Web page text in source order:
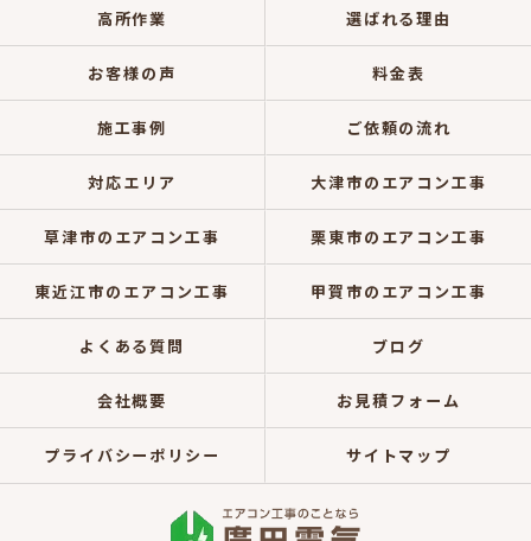
高所作業 選ばれる理由
お客様の声 料金表
施工事例 ご依頼の流れ
対応エリア 大津市のエアコン工事
草津市のエアコン工事 栗東市のエアコン工事
東近江市のエアコン工事 甲賀市のエアコン工事
よくある質問 ブログ
会社概要 お見積フォーム
プライバシーポリシー サイトマップ